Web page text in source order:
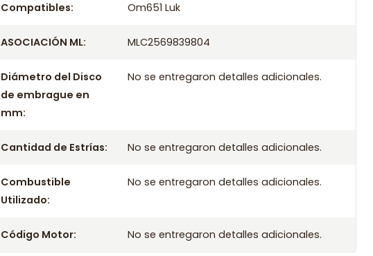
Compatibles:
Om651 Luk
ASOCIACIÓN ML: MLC2569839804
Diámetro del Disco
de embrague en
mm:
No se entregaron detalles adicionales.
Cantidad de Estrías: No se entregaron detalles adicionales.
Combustible
Utilizado:
No se entregaron detalles adicionales.
Código Motor: No se entregaron detalles adicionales.